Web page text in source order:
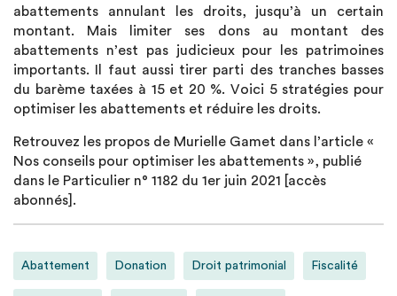
abattements annulant les droits, jusqu’à un certain
montant. Mais limiter ses dons au montant des
abattements n’est pas judicieux pour les patrimoines
importants. Il faut aussi tirer parti des tranches basses
du barème taxées à 15 et 20 %. Voici 5 stratégies pour
optimiser les abattements et réduire les droits.
Retrouvez les propos de Murielle Gamet dans l’article «
Nos conseils pour optimiser les abattements », publié
dans le Particulier n° 1182 du 1er juin 2021 [accès
abonnés].
Abattement Donation Droit patrimonial Fiscalité